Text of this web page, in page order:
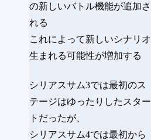
の新しいバトル機能が追加さ
れる
これによって新しいシナリオ
生まれる可能性が増加する
シリアスサム3では最初のス
テージはゆったりしたスター
トだったが、
シリアスサム4では最初から